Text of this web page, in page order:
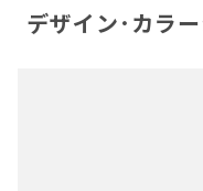
デザイン･カラ